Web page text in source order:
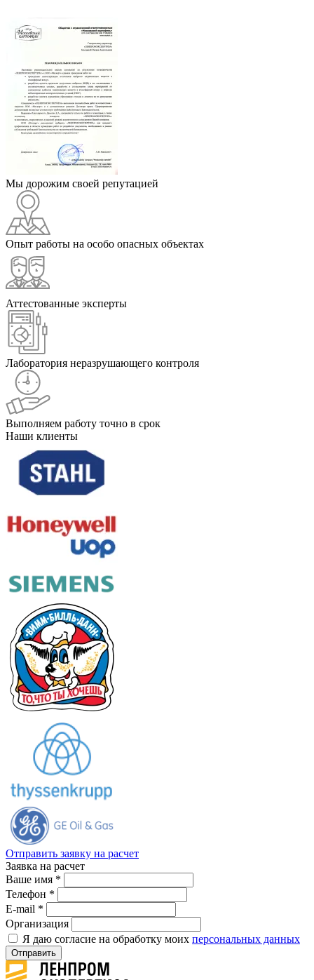
Мы дорожим своей репутацией
Опыт работы на особо опасных объектах
Аттестованные эксперты
Лаборатория неразрушающего контроля
Выполняем работу точно в срок
Наши клиенты
Отправить заявку на расчет
Заявка на расчет
Ваше имя *
Телефон *
E-mail *
Организация
Я даю согласие на обработку моих персональных данных
Отправить